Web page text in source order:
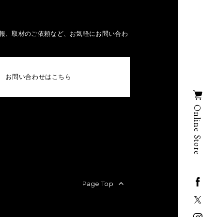
Online Store
、取材のご依頼など、お気軽にお問い合わ
お問い合わせはこちら
Page Top